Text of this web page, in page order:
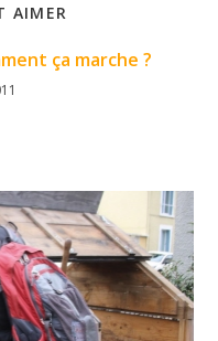
AIMER
ça marche ?